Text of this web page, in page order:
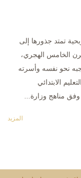
تمتد جذورها إلى
الخامس الهجري،
نحو نفسه وأسرته
الابتدائي
وفق مناهج وزارة...
المزيد